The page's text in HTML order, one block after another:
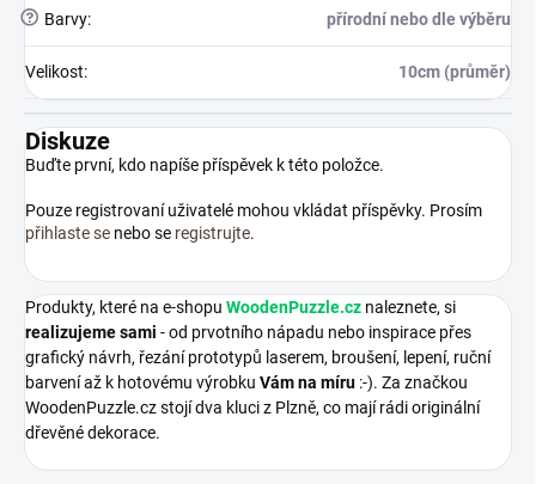
? Barvy: přírodní nebo dle výběru
Velikost: 10cm (průměr)
Diskuze
Buďte první, kdo napíše příspěvek k této položce.
Pouze registrovaní uživatelé mohou vkládat příspěvky. Prosím
přihlaste se nebo se registrujte.
Produkty, které na e-shopu WoodenPuzzle.cz naleznete, si
realizujeme sami - od prvotního nápadu nebo inspirace přes
grafický návrh, řezání prototypů laserem, broušení, lepení, ruční
barvení až k hotovému výrobku Vám na míru :-). Za značkou
WoodenPuzzle.cz stojí dva kluci z Plzně, co mají rádi originální
dřevěné dekorace.